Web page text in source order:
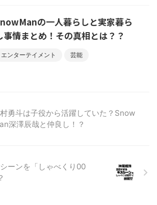
の一人暮らしと実家暮ら
事情まとめ！その真相とは？？
エンターテイメント 芸能
勇斗は子役から活躍していた？Snow
深澤辰哉と仲良し！？
ーンを「しゃべくり00